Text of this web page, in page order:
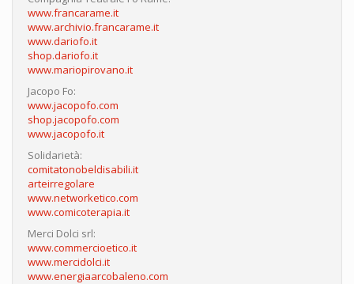
www.francarame.it
www.archivio.francarame.it
www.dariofo.it
shop.dariofo.it
www.mariopirovano.it
Jacopo Fo:
www.jacopofo.com
shop.jacopofo.com
www.jacopofo.it
Solidarietà:
comitatonobeldisabili.it
arteirregolare
www.networketico.com
www.comicoterapia.it
Merci Dolci srl:
www.commercioetico.it
www.mercidolci.it
www.energiaarcobaleno.com